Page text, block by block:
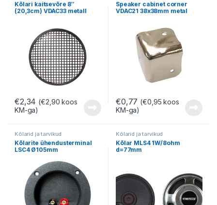
Kõlari kaitsevõre 8″
(20,3cm) VDAC33 metall
€2,34 (€2,90 koos
KM-ga)
Speaker cabinet corner
VDAC21 38x38mm metal
€0,77 (€0,95 koos
KM-ga)
Kõlarid ja tarvikud
Kõlarite ühendusterminal
LSC4 Ø105mm
Kõlarid ja tarvikud
Kõlar MLS4 1W/8ohm
d=77mm